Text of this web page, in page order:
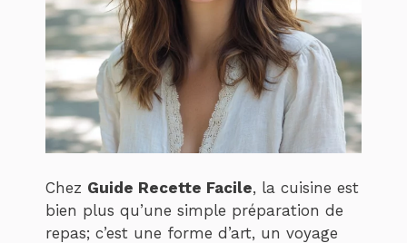
Chez Guide Recette Facile, la cuisine est
bien plus qu’une simple préparation de
repas; c’est une forme d’art, un voyage